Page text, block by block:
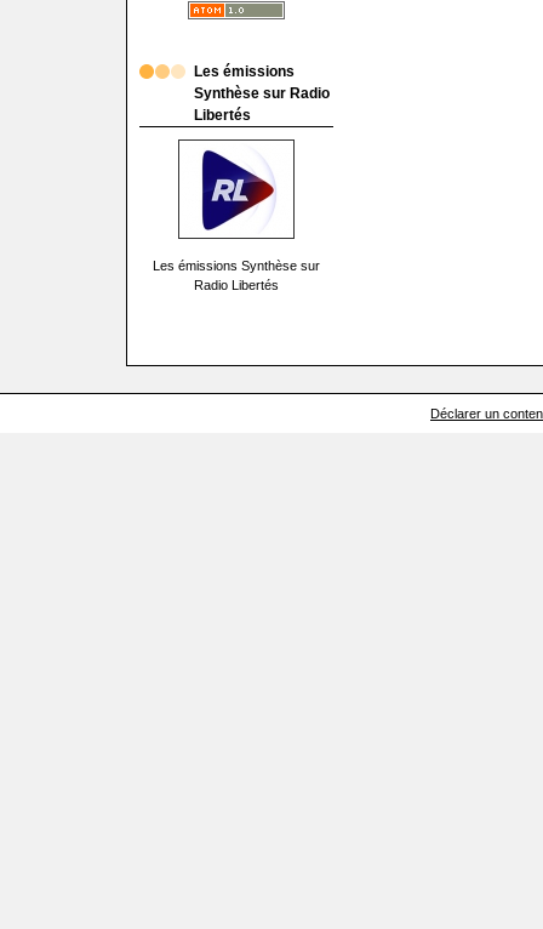
Les émissions
Synthèse sur Radio
Libertés
Les émissions Synthèse sur
Radio Libertés
Déclarer un